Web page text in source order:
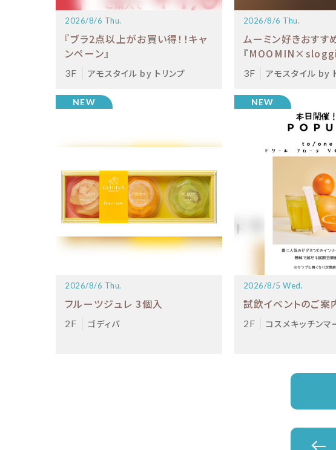
2026/8/6 Thu.
『ブラ2点以上がお買い得！！キャ
ンペーン』
3F アモスタイル by トリンプ
2026/8/6 Thu.
ムーミン好きおすす
『MOOMIN×sloggi
3F アモスタイル by
2026/8/6 Thu.
フルーツジュレ 3個入
2F ゴディバ
2026/8/5 Wed.
試飲イベントのご案
2F コスメキッチンマ